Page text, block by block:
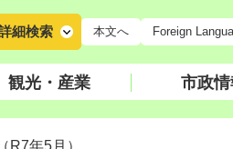
細検索 本文へ Foreign
観光・産業 市政情
年5月）